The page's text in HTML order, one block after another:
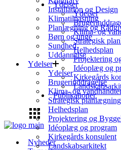
Ydelser
Ydelser
Klima- og
Strategisk
Helhedsplan
Projektering
Idéoplæg og
Kirkegårds
Publikationer
Nyheder
Installation og Design
Klimatilpasning
Planlægning og
Børn og unge
Sundhed
Uddannelse
Ydelser
Ydelser
Brugerinddragelse
Klima- og
Strategisk planlægning
Helhedsplan
Projektering og
Idéoplæg og program
Kirkegårds konsulent
Landskabsarkitekt